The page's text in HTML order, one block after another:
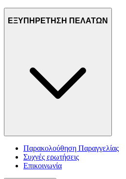
ΕΞΥΠΗΡΕΤΗΣΗ ΠΕΛΑΤΩΝ
Παρακολούθηση Παραγγελίας
Συχνές ερωτήσεις
Επικοινωνία